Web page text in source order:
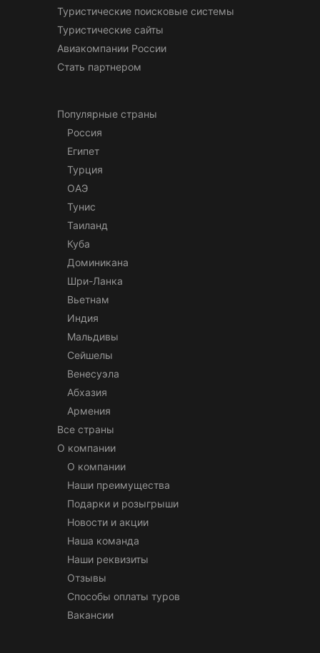
Туристические поисковые системы
Туристические сайты
Авиакомпании России
Стать партнером
Популярные страны
Россия
Египет
Турция
ОАЭ
Тунис
Таиланд
Куба
Доминикана
Шри-Ланка
Вьетнам
Индия
Мальдивы
Сейшелы
Венесуэла
Абхазия
Армения
Все страны
О компании
О компании
Наши преимущества
Подарки и розыгрыши
Новости и акции
Наша команда
Наши реквизиты
Отзывы
Способы оплаты туров
Вакансии